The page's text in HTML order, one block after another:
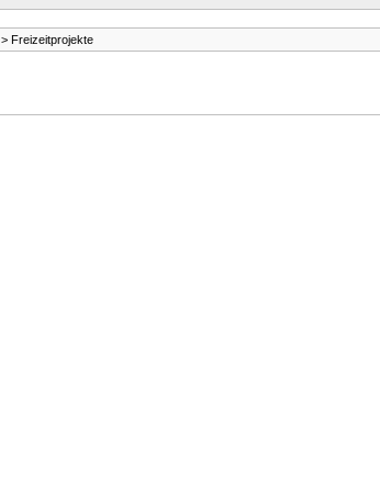
> Freizeitprojekte